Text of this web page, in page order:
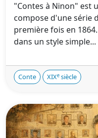
"Contes à Ninon" est
compose d'une série
première fois en
dans un style simple...
Conte XIXe siècle